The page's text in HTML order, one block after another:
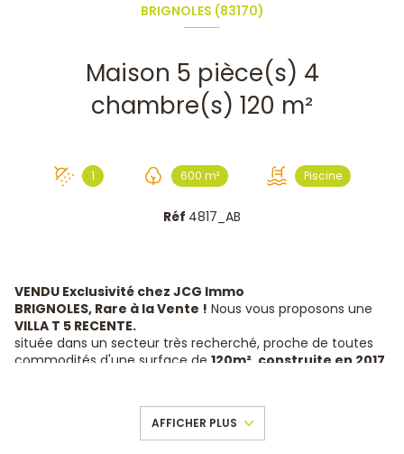
BRIGNOLES (83170)
Maison 5 pièce(s) 4
chambre(s) 120 m²
1 600 m² Piscine
Réf 4817_AB
VENDU Exclusivité chez JCG Immo
BRIGNOLES, Rare à la Vente ! Nous vous proposons une
VILLA T 5 RECENTE.
située dans un secteur très recherché, proche de toutes
commodités d'une surface de 120m², construite en 2017
Cette charmante maison mitoyenne d'un côté, exposée
plein SUD d 'une surface d'environ120m²
compose au rez-de-chaussée d'une entrée, d'un wc,
AFFICHER PLUS